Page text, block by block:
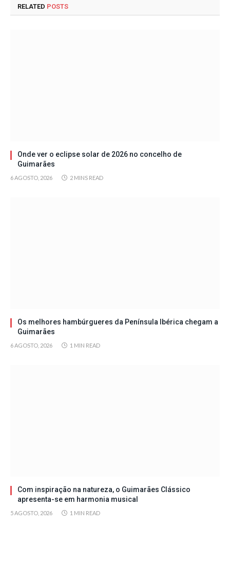
RELATED POSTS
Onde ver o eclipse solar de 2026 no concelho de
Guimarães
6 AGOSTO, 2026 2 MINS READ
Os melhores hambúrgueres da Península Ibérica chegam a
Guimarães
6 AGOSTO, 2026 1 MIN READ
Com inspiração na natureza, o Guimarães Clássico
apresenta-se em harmonia musical
5 AGOSTO, 2026 1 MIN READ